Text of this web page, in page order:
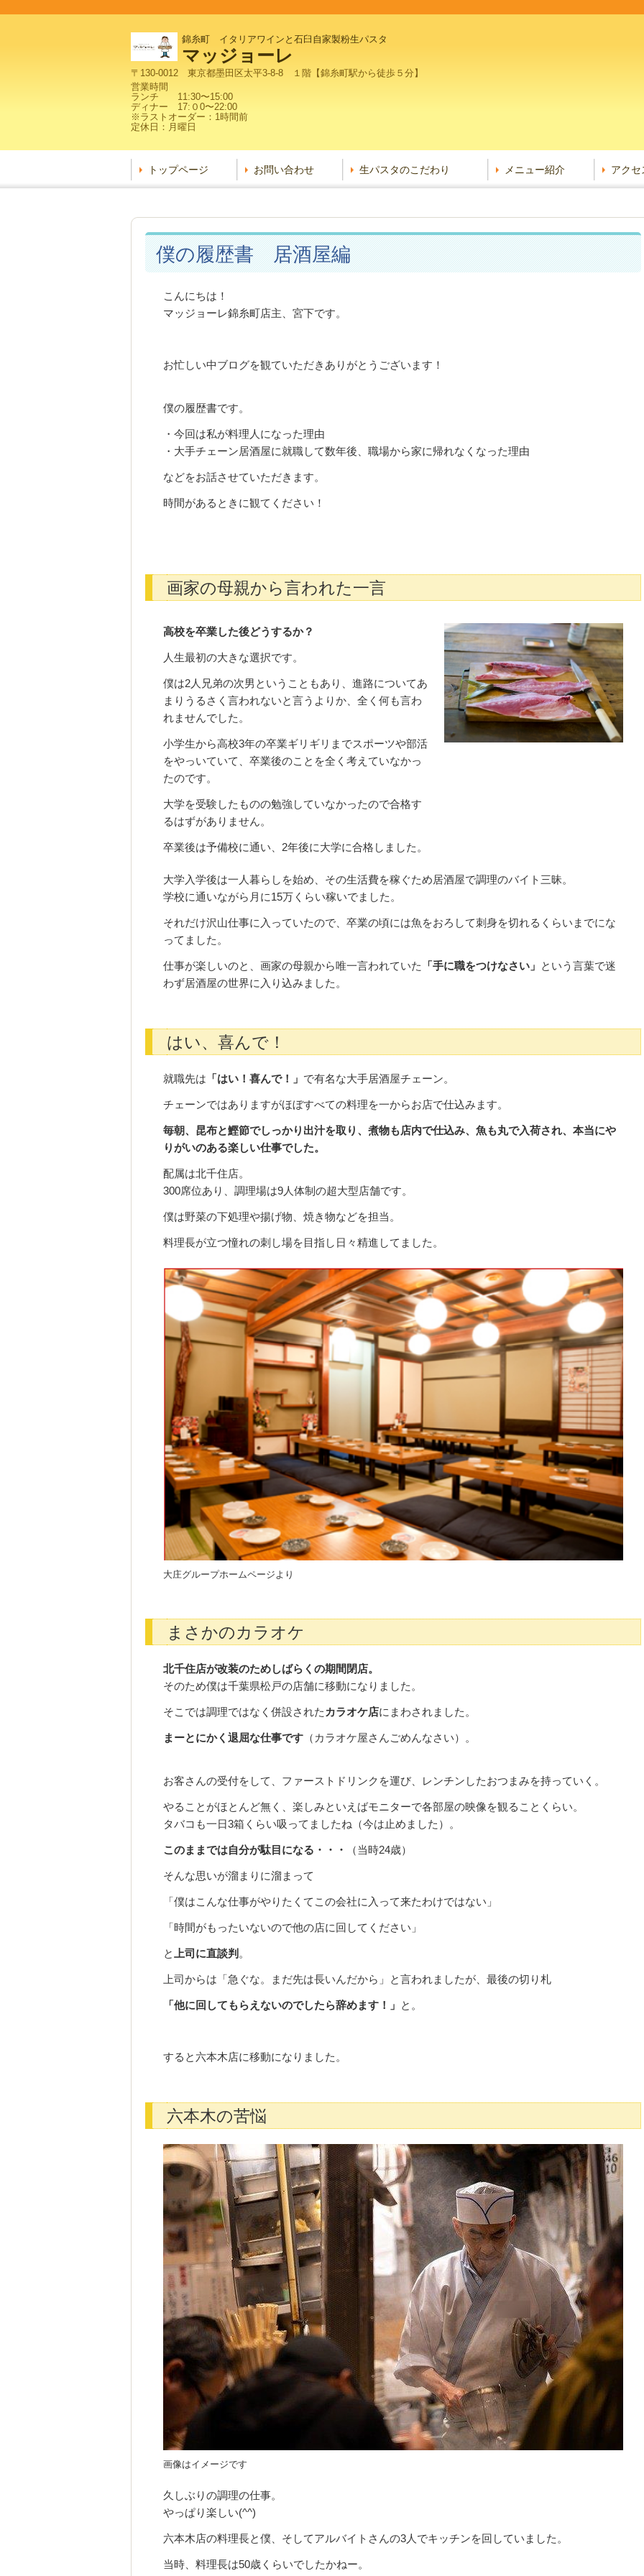
錦糸町 イタリアワインと石臼自家製粉生パスタ
マッジョーレ
〒130-0012 東京都墨田区太平3-8-8 １階【錦糸町駅から徒歩５分】
営業時間
ランチ 11:30〜15:00
ディナー 17:０0〜22:00
※ラストオーダー：1時間前
定休日：月曜日
トップページ お問い合わせ 生パスタのこだわり メニュー紹介 アクセ
僕の履歴書 居酒屋編
こんにちは！
マッジョーレ錦糸町店主、宮下です。
お忙しい中ブログを観ていただきありがとうございます！
僕の履歴書です。
・今回は私が料理人になった理由
・大手チェーン居酒屋に就職して数年後、職場から家に帰れなくなった理由
などをお話させていただきます。
時間があるときに観てください！
画家の母親から言われた一言
高校を卒業した後どうするか？
人生最初の大きな選択です。
僕は2人兄弟の次男ということもあり、進路についてあ
まりうるさく言われないと言うよりか、全く何も言わ
れませんでした。
小学生から高校3年の卒業ギリギリまでスポーツや部活
をやっいていて、卒業後のことを全く考えていなかっ
たのです。
大学を受験したものの勉強していなかったので合格す
るはずがありません。
卒業後は予備校に通い、2年後に大学に合格しました。
大学入学後は一人暮らしを始め、その生活費を稼ぐため居酒屋で調理のバイト三昧。
学校に通いながら月に15万くらい稼いでました。
それだけ沢山仕事に入っていたので、卒業の頃には魚をおろして刺身を切れるくらいまでにな
ってました。
仕事が楽しいのと、画家の母親から唯一言われていた 「手に職をつけなさい」 という言葉で迷
わず居酒屋の世界に入り込みました。
はい、喜んで！
就職先は 「はい！喜んで！」 で有名な大手居酒屋チェーン。
チェーンではありますがほぼすべての料理を一からお店で仕込みます。
毎朝、昆布と鰹節でしっかり出汁を取り、煮物も店内で仕込み、魚も丸で入荷され、本当にや
りがいのある楽しい仕事でした。
配属は北千住店。
300席位あり、調理場は9人体制の超大型店舗です。
僕は野菜の下処理や揚げ物、焼き物などを担当。
料理長が立つ憧れの刺し場を目指し日々精進してました。
大庄グループホームページより
まさかのカラオケ
北千住店が改装のためしばらくの期間閉店。
そのため僕は千葉県松戸の店舗に移動になりました。
そこでは調理ではなく併設されたカラオケ店にまわされました。
まーとにかく退屈な仕事です （カラオケ屋さんごめんなさい）。
お客さんの受付をして、ファーストドリンクを運び、レンチンしたおつまみを持っていく。
やることがほとんど無く、楽しみといえばモニターで各部屋の映像を観ることくらい。
タバコも一日3箱くらい吸ってましたね（今は止めました）。
このままでは自分が駄目になる・・・ （当時24歳）
そんな思いが溜まりに溜まって
「僕はこんな仕事がやりたくてこの会社に入って来たわけではない」
「時間がもったいないので他の店に回してください」
と上司に直談判 。
上司からは「急ぐな。まだ先は長いんだから」と言われましたが、最後の切り札
「他に回してもらえないのでしたら辞めます！」 と。
すると六本木店に移動になりました。
六本木の苦悩
画像はイメージです
久しぶりの調理の仕事。
やっぱり楽しい(^^)
六本木店の料理長と僕、そしてアルバイトさんの3人でキッチンを回していました。
当時、料理長は50歳くらいでしたかねー。